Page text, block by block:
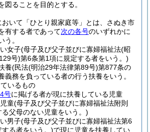
図ることを目的とする。
おいて「ひとり親家庭等」とは、さぬき市
有する者であって次の各号のいずれかに
う。
女子(母子及び父子並びに寡婦福祉法(昭
号)第6条第1項に規定する者をいう。)
養(民法(明治29年法律第89号)第877条の
義務を負っている者の行う扶養をいう。
ているもの
号に掲げる者が現に扶養している児童
童(母子及び父子並びに寡婦福祉法附則
父母のない児童をいう。)
男子(母子及び父子並びに寡婦福祉法第6
る者をいう。)で現に児童を扶養してい